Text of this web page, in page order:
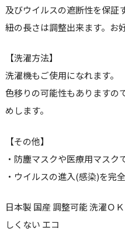
及びウイルスの遮断性を保証
紐の長さは調整出来ます。お
【洗濯方法】
洗濯機もご使用になれます。
色移りの可能性もありますの
めします。
【その他】
・防塵マスクや医療用マスク
・ウイルスの進入(感染)を完
日本製 国産 調整可能 洗濯Ｏ
しくない エコ